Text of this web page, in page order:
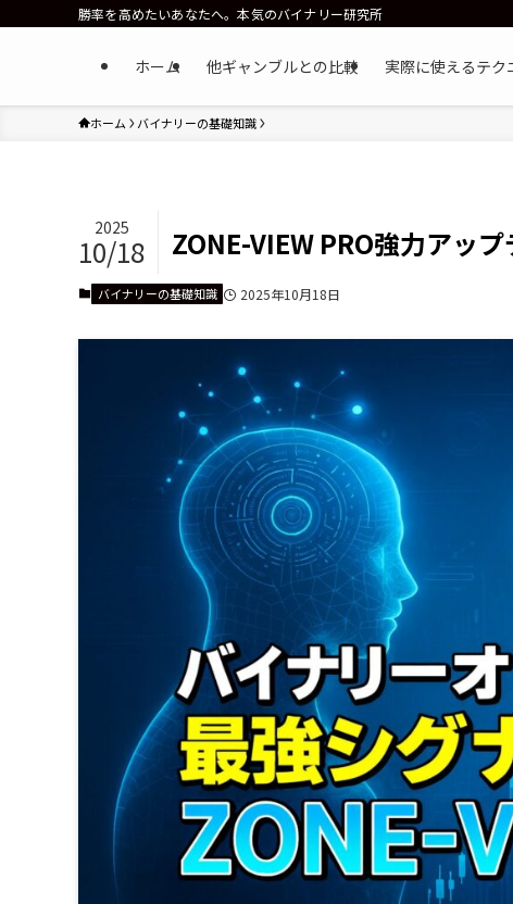
勝率を高めたいあなたへ。本気のバイナリー研究所
ホーム 他ギャンブルとの比較 実際に使えるテク
ホーム バイナリーの基礎知識
ZONE-VIEW PRO強力アッ
2025
10/18
バイナリーの基礎知識 2025年10月18日